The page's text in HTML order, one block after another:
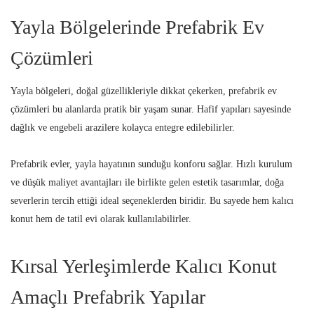
Yayla Bölgelerinde Prefabrik Ev
Çözümleri
Yayla bölgeleri, doğal güzellikleriyle dikkat çekerken, prefabrik ev
çözümleri bu alanlarda pratik bir yaşam sunar. Hafif yapıları sayesinde
dağlık ve engebeli arazilere kolayca entegre edilebilirler.
Prefabrik evler, yayla hayatının sunduğu konforu sağlar. Hızlı kurulum
ve düşük maliyet avantajları ile birlikte gelen estetik tasarımlar, doğa
severlerin tercih ettiği ideal seçeneklerden biridir. Bu sayede hem kalıcı
konut hem de tatil evi olarak kullanılabilirler.
Kırsal Yerleşimlerde Kalıcı Konut
Amaçlı Prefabrik Yapılar